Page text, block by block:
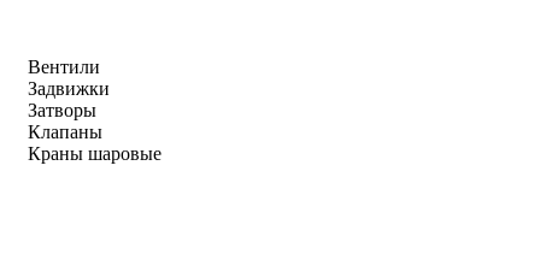
Вентили
Задвижки
Затворы
Клапаны
Краны шаровые